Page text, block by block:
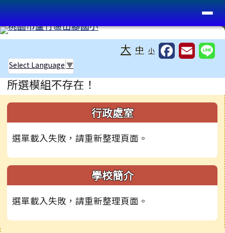
跳至主內容區
桃園市蘆竹區山腳國小
導覽列
大 中 小
Select Language ▼
主內容區域
所選模組不存在！
左邊區域內容 行政處室
選單載入失敗，請重新整理頁面。
學校簡介
選單載入失敗，請重新整理頁面。
頁尾區域